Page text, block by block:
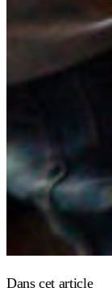
Dans cet article